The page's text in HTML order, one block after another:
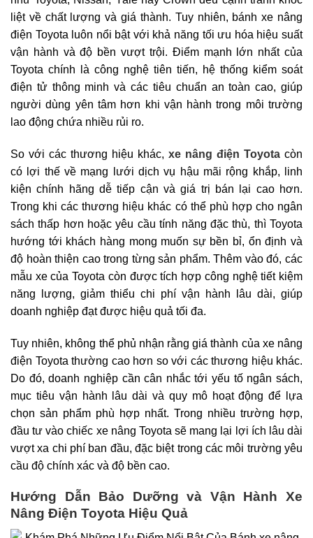
liệt về chất lượng và giá thành. Tuy nhiên, bánh xe nâng
điện Toyota luôn nổi bật với khả năng tối ưu hóa hiệu suất
vận hành và độ bền vượt trội. Điểm mạnh lớn nhất của
Toyota chính là công nghệ tiên tiến, hệ thống kiểm soát
điện tử thông minh và các tiêu chuẩn an toàn cao, giúp
người dùng yên tâm hơn khi vận hành trong môi trường
lao động chứa nhiều rủi ro.
So với các thương hiệu khác, xe nâng điện Toyota còn
có lợi thế về mạng lưới dịch vụ hậu mãi rộng khắp, linh
kiện chính hãng dễ tiếp cận và giá trị bán lại cao hơn.
Trong khi các thương hiệu khác có thể phù hợp cho ngân
sách thấp hơn hoặc yêu cầu tính năng đặc thù, thì Toyota
hướng tới khách hàng mong muốn sự bền bỉ, ổn định và
độ hoàn thiện cao trong từng sản phẩm. Thêm vào đó, các
mẫu xe của Toyota còn được tích hợp công nghệ tiết kiệm
năng lượng, giảm thiểu chi phí vận hành lâu dài, giúp
doanh nghiệp đạt được hiệu quả tối đa.
Tuy nhiên, không thể phủ nhận rằng giá thành của xe nâng
điện Toyota thường cao hơn so với các thương hiệu khác.
Do đó, doanh nghiệp cần cân nhắc tới yếu tố ngân sách,
mục tiêu vận hành lâu dài và quy mô hoạt động để lựa
chọn sản phẩm phù hợp nhất. Trong nhiều trường hợp,
đầu tư vào chiếc xe nâng Toyota sẽ mang lại lợi ích lâu dài
vượt xa chi phí ban đầu, đặc biệt trong các môi trường yêu
cầu độ chính xác và độ bền cao.
Hướng Dẫn Bảo Dưỡng và Vận Hành Xe
Nâng Điện Toyota Hiệu Quả